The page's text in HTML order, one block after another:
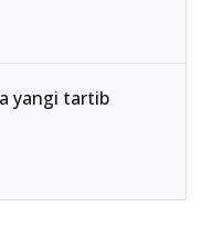
yangi tartib